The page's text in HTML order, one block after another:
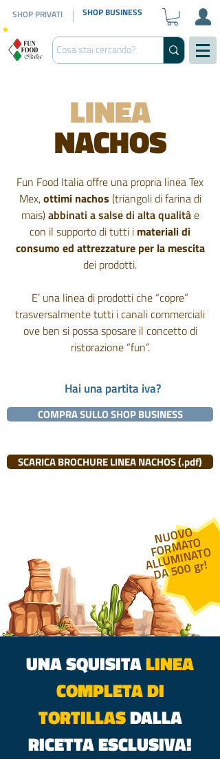
SHOP PRIVATI SHOP BUSINESS
LINEA
NACHOS
Fun Food Italia offre una propria linea Tex
Mex,ottimi nachos (triangoli di farina di
mais)abbinati a salse di alta qualitàe
con il supporto di tutti i materiali di
consumo ed attrezzature per la mescita
dei prodotti.
E’ una linea di prodotti che “copre”
trasversalmente tutti i canali commerciali
ove ben si possa sposare il concetto di
ristorazione “fun”.
Hai una partita iva?
COMPRA SULLO SHOP BUSINESS
SCARICA BROCHURE LINEA NACHOS (.pdf)
UNA SQUISITALINEA
COMPLETA DI
TORTILLASDALLA
RICETTA ESCLUSIVA!
N
U
O
V
O
F
O
R
MAT
O
ALL
U
MI
NAT
O
D
A
5
0
0 gr!